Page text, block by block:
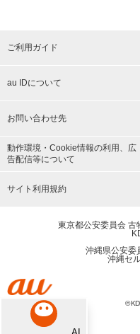
ご利用ガイド
au IDについて
お問い合わせ先
動作環境・Cookie情報の利用、広
告配信等について
サイト利用規約
東京都公安委員会
沖縄県公安委
沖縄セ
©